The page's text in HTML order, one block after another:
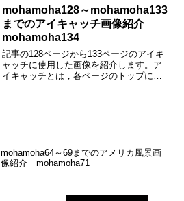
ってどんなの」につなげられたらいいと
思ってます。他にもベルト地帯を詳しく
紹介しています。
mohamoha128～mohamoha133
までのアイキャッチ画像紹介
mohamoha134
記事の128ページから133ページのアイキ
ャッチに使用した画像を紹介します。ア
イキャッチとは，各ページのトップにあ
mohamoha64～69までのアメリカ風景画
像紹介 mohamoha71